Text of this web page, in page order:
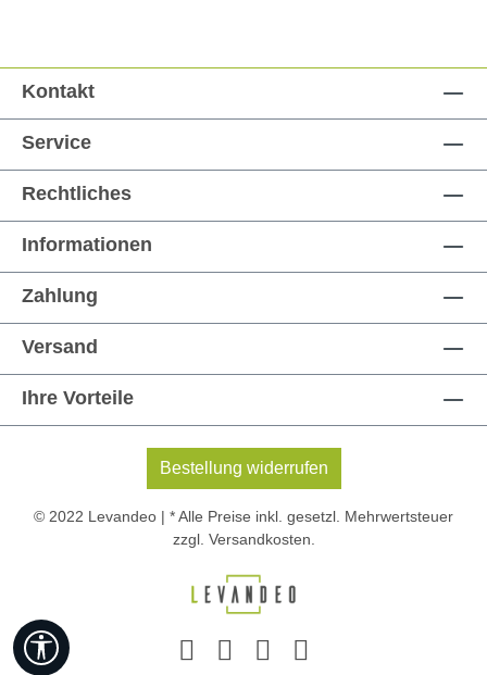
Kontakt
Service
Rechtliches
Informationen
Zahlung
Versand
Ihre Vorteile
Bestellung widerrufen
© 2022 Levandeo | * Alle Preise inkl. gesetzl. Mehrwertsteuer
zzgl. Versandkosten
Werkzeugleiste anzeigen